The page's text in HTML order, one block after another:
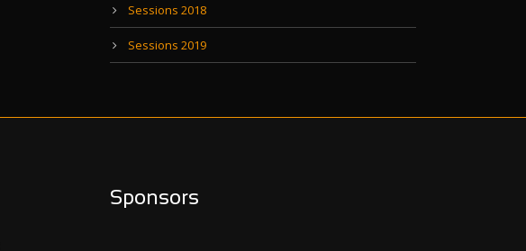
Sessions 2018
Sessions 2019
Sponsors